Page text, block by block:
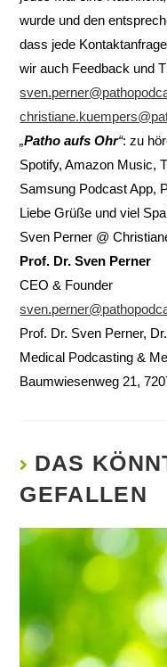
wurde und den
dass jede
wir auch Feedback und
„Patho aufs Ohr“: zu
Spotify, Amazon Music,
Samsung Podcast App,
Liebe Grüße und viel
Sven Perner @
Prof. Dr. Sven Perner
CEO & Founder
Prof. Dr. Sven Perner,
Medical Podcasting &
Baumwiesenweg 21,
DAS
GEFALLEN